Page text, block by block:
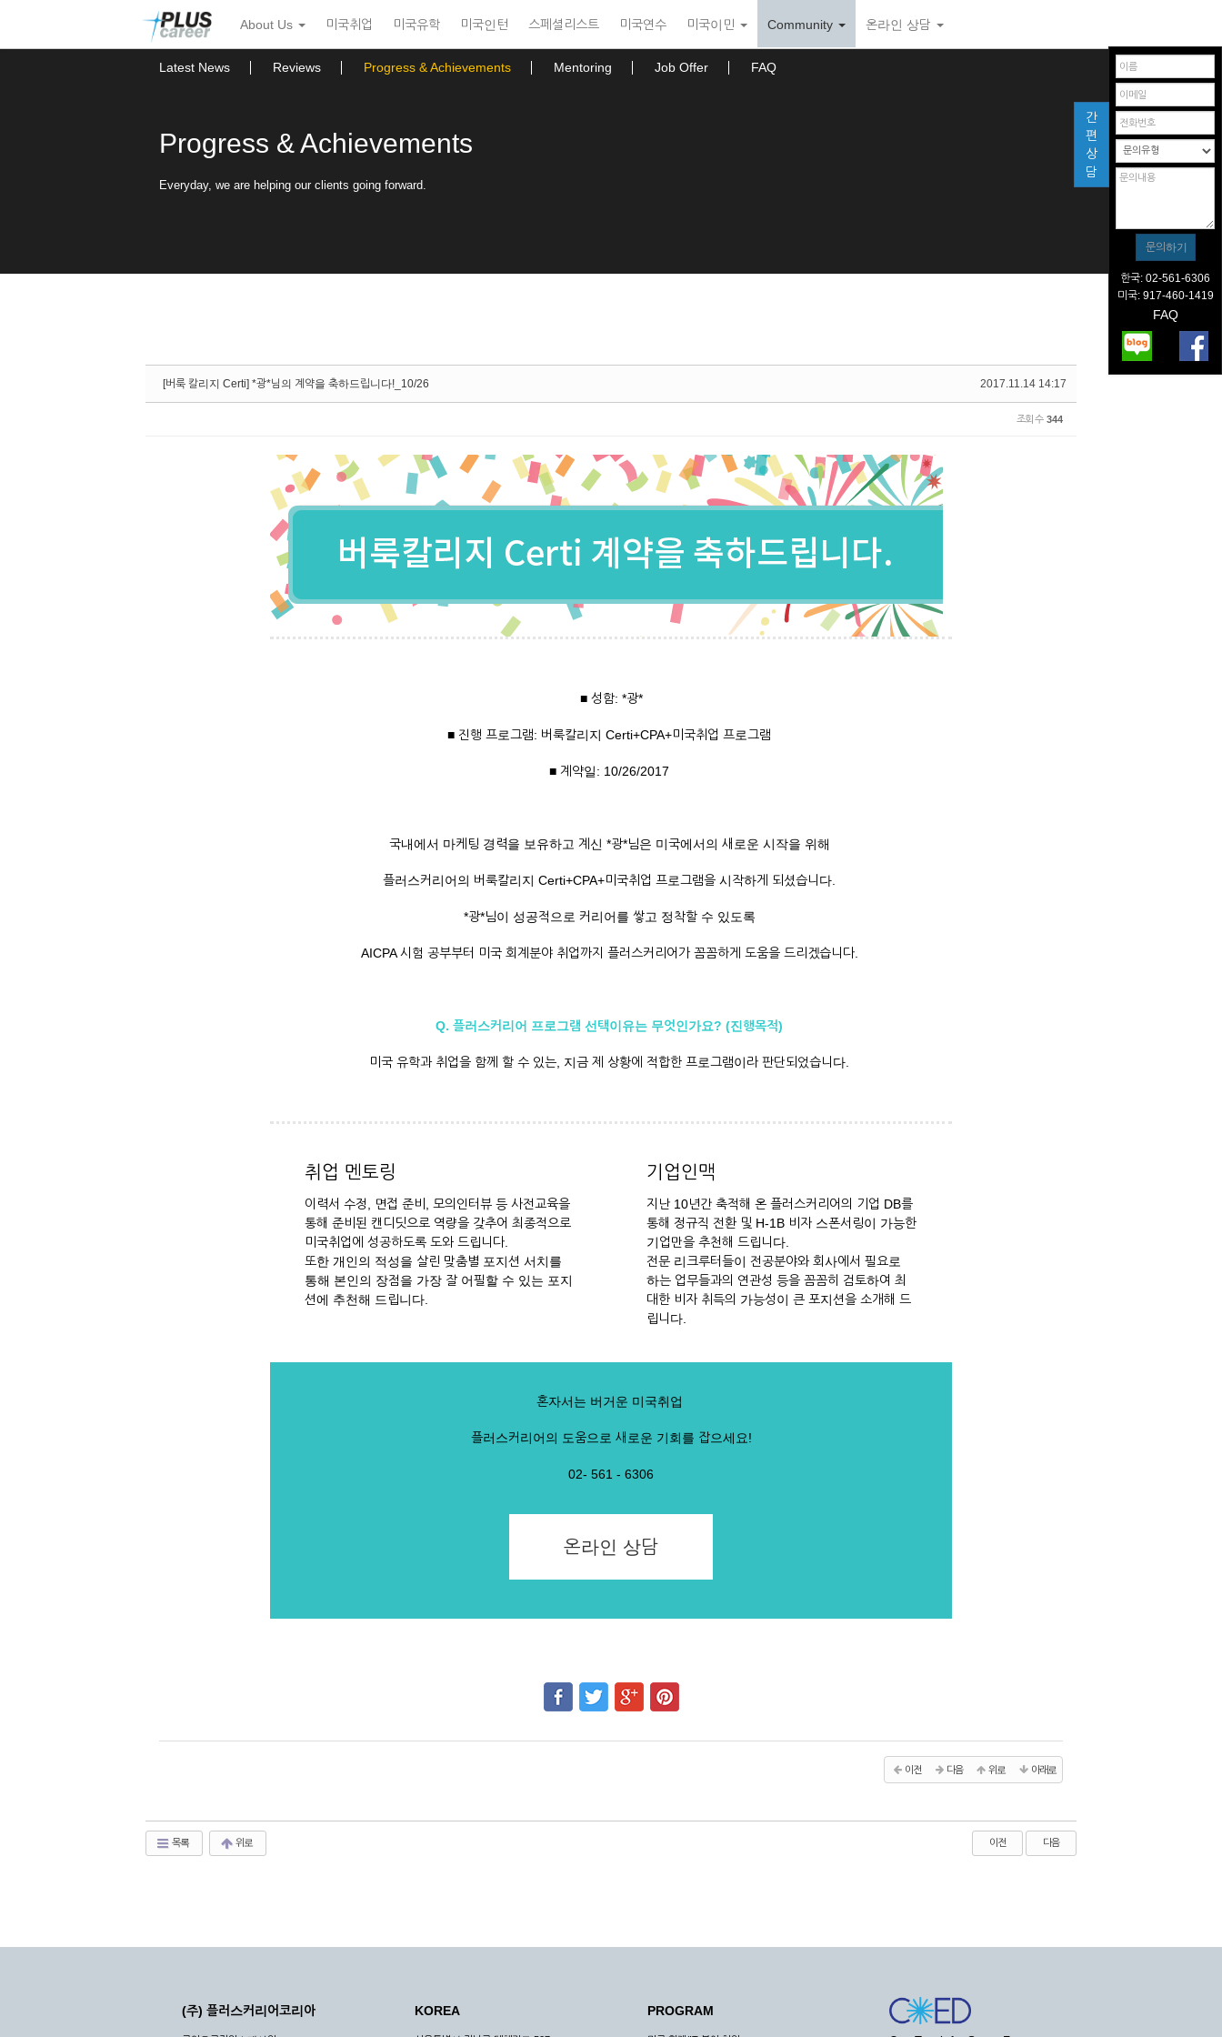
뉴
토
About Us 미국취업 미국유학 미국인턴 스페셜리스트 미국연수 미국이민 Community 온라인 상담
Latest News Reviews Progress & Achievements Mentoring Job Offer FAQ
Progress & Achievements
Everyday, we are helping our clients going forward.
2017.11.14 14:17
[버룩 칼리지 Certi] *광*님의 계약을 축하드립니다!_10/26
조회 수 344
■ 성함: *광*
■ 진행 프로그램: 버룩칼리지 Certi+CPA+미국취업 프로그램
■ 계약일: 10/26/2017
국내에서 마케팅 경력을 보유하고 계신 *광*님은 미국에서의 새로운 시작을 위해
플러스커리어의 버룩칼리지 Certi+CPA+미국취업 프로그램을 시작하게 되셨습니다.
*광*님이 성공적으로 커리어를 쌓고 정착할 수 있도록
AICPA 시험 공부부터 미국 회계분야 취업까지 플러스커리어가 꼼꼼하게 도움을 드리겠습니다.
Q. 플러스커리어 프로그램 선택이유는 무엇인가요? (진행목적)
미국 유학과 취업을 함께 할 수 있는, 지금 제 상황에 적합한 프로그램이라 판단되었습니다.
취업 멘토링
이력서 수정, 면접 준비, 모의인터뷰 등 사전교육을
통해 준비된 캔디딧으로 역량을 갖추어 최종적으로
미국취업에 성공하도록 도와 드립니다.
또한 개인의 적성을 살린 맞춤별 포지션 서치를
통해 본인의 장점을 가장 잘 어필할 수 있는 포지
션에 추천해 드립니다.
기업인맥
지난 10년간 축적해 온 플러스커리어의 기업 DB를
통해 정규직 전환 및 H-1B 비자 스폰서링이 가능한
기업만을 추천해 드립니다.
전문 리크루터들이 전공분야와 회사에서 필요로
하는 업무들과의 연관성 등을 꼼꼼히 검토하여 최
대한 비자 취득의 가능성이 큰 포지션을 소개해 드
립니다.
혼자서는 버거운 미국취업
플러스커리어의 도움으로 새로운 기회를 잡으세요!
02- 561 - 6306
온라인 상담
이전 다음 위로 아래로
목록 위로 이전 다음
간
편
상
담
한국: 02-561-6306
미국: 917-460-1419
FAQ
(주) 플러스커리어코리아 KOREA PROGRAM